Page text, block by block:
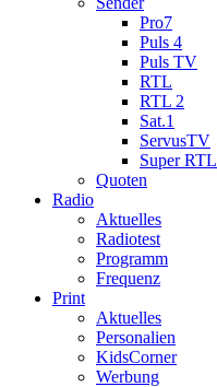
Pro7
Puls 4
Puls TV
RTL
RTL 2
Sat.1
ServusTV
Super RTL
Quoten
Radio
Aktuelles
Radiotest
Programm
Frequenz
Print
Aktuelles
Personalien
KidsCorner
Werbung